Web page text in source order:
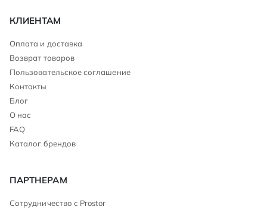
КЛИЕНТАМ
Оплата и доставка
Возврат товаров
Пользовательское соглашение
Контакты
Блог
О нас
FAQ
Каталог брендов
ПАРТНЕРАМ
Сотрудничество с Prostor